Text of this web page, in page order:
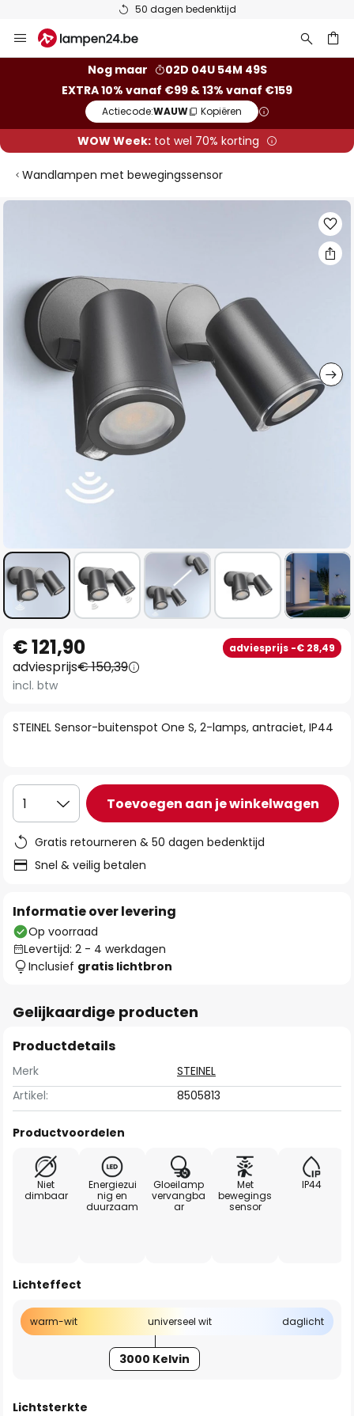
50 dagen bedenktijd
naar
Nog maar
02D 04U 54M 48S
EXTRA 10% vanaf €99 & 13% vanaf €159
Actiecode:WAUW Kopiëren
WOW Week:tot wel 70% korting
Wandlampen met bewegingssensor
Ga
van
afbeeldingen-
gallerij
naar
het
begin
de
STEINEL Sensor-buitenspot One S, 2-lamps, antraciet, IP44
€ 121,90 adviesprijs -€ 28,49
adviesprijs€ 150,39
incl. btw
1 Toevoegen aan je winkelwagen
Gratis retourneren & 50 dagen bedenktijd
Snel & veilig betalen
Informatie over levering
Op voorraad
Levertijd: 2 - 4 werkdagen
Inclusief gratis lichtbron
Gelijkaardige producten
Productdetails
Merk
STEINEL
Artikel:
8505813
Productvoordelen
Niet
dimbaar
Energiezui
nig en
duurzaam
Gloeilamp
vervangba
ar
Met
bewegings
sensor
IP44
Lichteffect
warm-wit universeel wit daglicht
3000 Kelvin
Lichtsterkte